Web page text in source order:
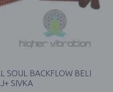
SOUL BACKFLOW BELI
SIVKA